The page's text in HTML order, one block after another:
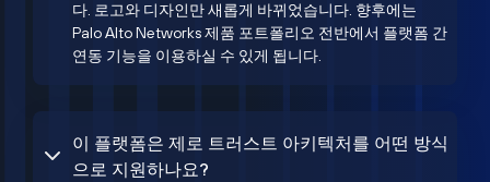
다. 로고와 디자인만 새롭게 바뀌었습니다. 향후에는
Palo Alto Networks 제품 포트폴리오 전반에서 플랫폼 간
연동 기능을 이용하실 수 있게 됩니다.
이 플랫폼은 제로 트러스트 아키텍처를 어떤 방식
으로 지원하나요?